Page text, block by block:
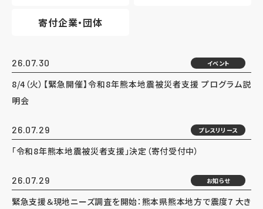
寄付企業・団体
26.07.30 イベント
8/4（火）【緊急開催】令和8年熊本地震被災者支援 プログラム説
明会
26.07.29 プレスリリース
「令和8年熊本地震被災者支援」決定（寄付受付中）
26.07.29 お知らせ
緊急支援＆現地ニーズ調査を開始：熊本県熊本地方で震度7 大き